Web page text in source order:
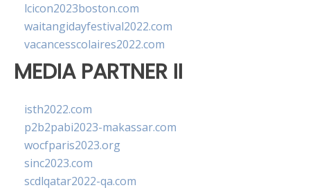
lcicon2023boston.com
waitangidayfestival2022.com
vacancesscolaires2022.com
MEDIA PARTNER II
isth2022.com
p2b2pabi2023-makassar.com
wocfparis2023.org
sinc2023.com
scdlqatar2022-qa.com